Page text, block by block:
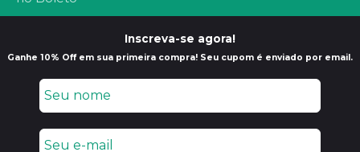
Inscreva-se agora!
Ganhe 10% Off em sua primeira compra! Seu cupom é enviado por email.